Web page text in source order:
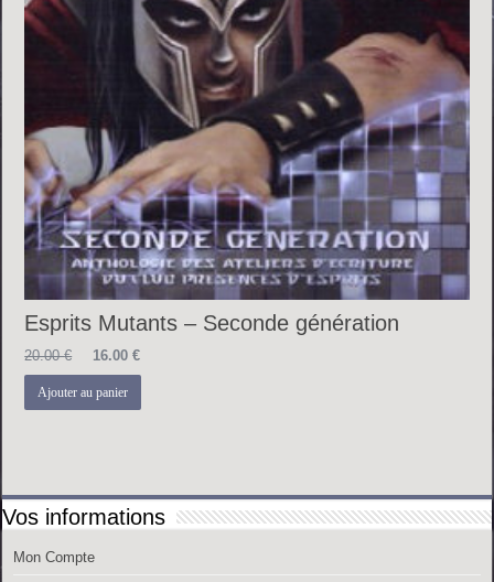
Esprits Mutants – Seconde génération
20.00€
initial
était :
16.00€
Ajouter au panier
Vos informations
Mon Compte